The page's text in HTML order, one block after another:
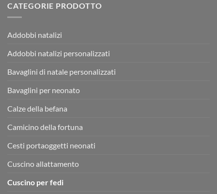
CATEGORIE PRODOTTO
Addobbi natalizi
Addobbi natalizi personalizzati
Bavaglini di natale personalizzati
Bavaglini per neonato
Calze della befana
Camicino della fortuna
Cesti portaoggetti neonati
Cuscino allattamento
Cuscino per fedi